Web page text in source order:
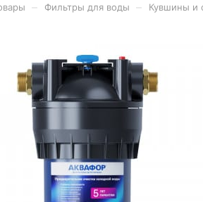
Фильтры для воды Кувшины и
Аквафор